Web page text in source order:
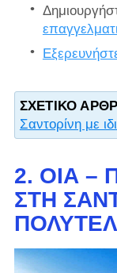
ΣΧΕΤΙΚΌ
Σαντορίνη με
2. ΟΊΑ –
ΣΤΗ